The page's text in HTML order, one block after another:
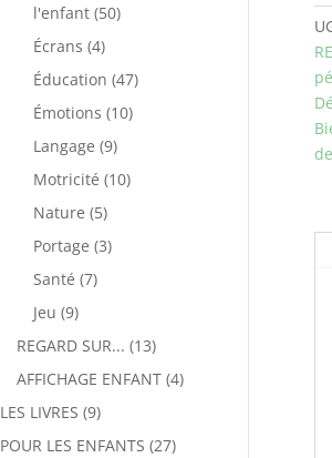
l'enfant 5050
Écrans 44
produits
Éducation 4747
Émotions 1010
Langage 99
produits
Motricité 1010
Nature 55
produits
Portage 33
Santé 77
Jeu 99
produits
REGARD SUR... 1313
produits
AFFICHAGE ENFANT 44
LES LIVRES 99
produits
POUR LES ENFANTS 2727